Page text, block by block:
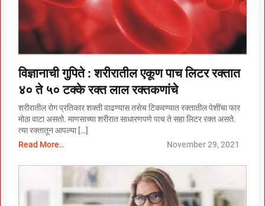
विज्ञानाची गुपिते : शरीरातील एकूण पाच लिटर रक्तात
४० ते ५० टक्के रक्त लाल रक्तकणांचे
शरीरातील रोग प्रतिकार शक्ती वाढण्यास तसेच टिकवण्यात रक्तातील पेशींचा फार
मोठा वाटा असतो. माणसाच्या शरीरात साधारणपणे पाच ते सहा लिटर रक्त असते.
त्या रक्तातून आपल्या […]
Read More..
November 29, 2021